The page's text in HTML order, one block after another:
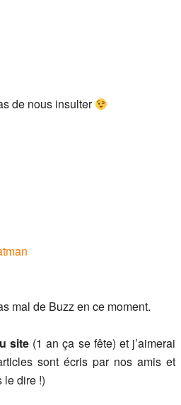
de nous insulter
mal de Buzz en ce moment.
site(1 an ça se fête) et j’aimerai
sont écris par nos amis et
le dire !)